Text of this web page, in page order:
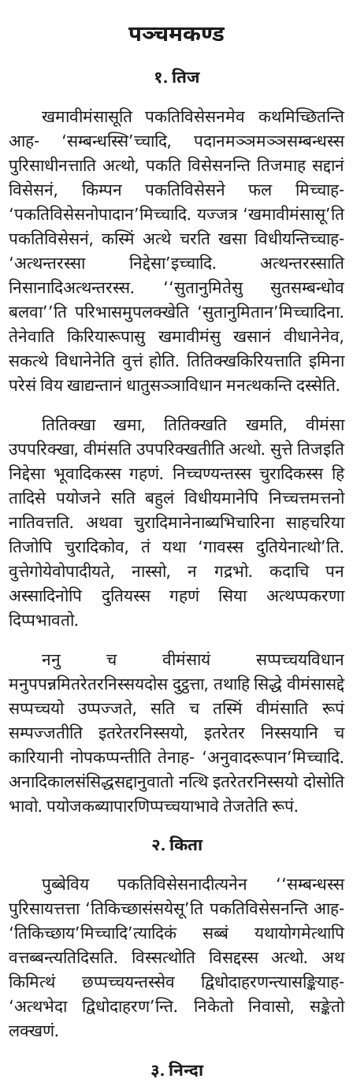
पञ्चमकण्ड
१. तिज
खमावीमंसासूति पकतिविसेसनमेव कथमिच्छितन्ति
आह- ‘सम्बन्धस्सि’च्चादि, पदानमञ्ञमञ्ञसम्बन्धस्स
पुरिसाधीनत्ताति अत्थो, पकति विसेसनन्ति तिजमाह सद्दानं
विसेसनं, किम्पन पकतिविसेसने फल मिच्चाह-
‘पकतिविसेसनोपादान’मिच्चादि. यज्जत्र ‘खमावीमंसासू’ति
पकतिविसेसनं, कस्मिं अत्थे चरति खसा विधीयन्तिच्चाह-
‘अत्थन्तरस्सा निद्देसा’इच्चादि. अत्थन्तरस्साति
निसानादिअत्थन्तरस्स. ‘‘सुतानुमितेसु सुतसम्बन्धोव
बलवा’’ति परिभासमुपलक्खेति ‘सुतानुमितान’मिच्चादिना.
तेनेवाति किरियारूपासु खमावीमंसु खसानं वीधानेनेव,
सकत्थे विधानेनेति वुत्तं होति. तितिक्खकिरियत्ताति इमिना
परेसं विय खाद्यन्तानं धातुसञ्ञाविधान मनत्थकन्ति दस्सेति.
तितिक्खा खमा, तितिक्खति खमति, वीमंसा
उपपरिक्खा, वीमंसति उपपरिक्खतीति अत्थो. सुत्ते तिजइति
निद्देसा भूवादिकस्स गहणं. निच्चण्यन्तस्स चुरादिकस्स हि
तादिसे पयोजने सति बहुलं विधीयमानेपि निच्चत्तमत्तनो
नातिवत्तति. अथवा चुरादिमानेनाब्यभिचारिना साहचरिया
तिजोपि चुरादिकोव, तं यथा ‘गावस्स दुतियेनात्थो’ति.
वुत्तेगोयेवोपादीयते, नास्सो, न गद्रभो. कदाचि पन
अस्सादिनोपि दुतियस्स गहणं सिया अत्थप्पकरणा
दिप्पभावतो.
ननु च वीमंसायं सप्पच्चयविधान
मनुपपन्नमितरेतरनिस्सयदोस दुट्ठत्ता, तथाहि सिद्धे वीमंसासद्दे
सप्पच्चयो उप्पज्जते, सति च तस्मिं वीमंसाति रूपं
सम्पज्जतीति इतरेतरनिस्सयो, इतरेतर निस्सयानि च
कारियानी नोपकप्पन्तीति तेनाह- ‘अनुवादरूपान’मिच्चादि.
अनादिकालसंसिद्धसद्दानुवातो नत्थि इतरेतरनिस्सयो दोसोति
भावो. पयोजकब्यापारणिप्पच्चयाभावे तेजतेति रूपं.
२. किता
पुब्बेविय पकतिविसेसनादीत्यनेन ‘‘सम्बन्धस्स
पुरिसायत्तत्ता ‘तिकिच्छासंसयेसू’ति पकतिविसेसनन्ति आह-
‘तिकिच्छाय’मिच्चादि’त्यादिकं सब्बं यथायोगमेत्थापि
वत्तब्बन्त्यतिदिसति. विस्सत्थोति विसद्दस्स अत्थो. अथ
किमित्थं छप्पच्चयन्तस्सेव द्विधोदाहरणन्त्यासङ्कियाह-
‘अत्थभेदा द्विधोदाहरण’न्ति. निकेतो निवासो, सङ्केतो
लक्खणं.
३. निन्दा